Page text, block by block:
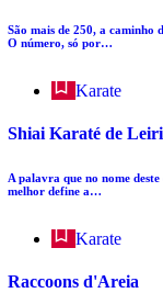
São mais de 250, a caminho
O número, só por…
Karate
Shiai Karaté de
A palavra que no nome
melhor define a…
Karate
Raccoons d'Areia